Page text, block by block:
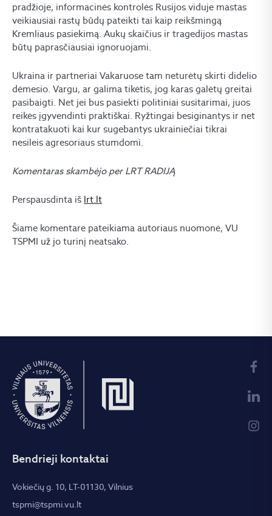
pradžioje, informacinės kontrolės Rusijos viduje mastas
veikiausiai rastų būdų pateikti tai kaip reikšmingą
Kremliaus pasiekimą. Aukų skaičius ir tragedijos mastas
būtų paprasčiausiai ignoruojami.
Ukraina ir partneriai Vakaruose tam neturėtų skirti didelio
dėmesio. Vargu, ar galima tikėtis, jog karas galėtų greitai
pasibaigti. Net jei bus pasiekti politiniai susitarimai, juos
reikės įgyvendinti praktiškai. Ryžtingai besiginantys ir net
kontratakuoti kai kur sugebantys ukrainiečiai tikrai
nesileis agresoriaus stumdomi.
Komentaras skambėjo per LRT RADIJĄ
Perspausdinta iš lrt.lt
Šiame komentare pateikiama autoriaus nuomonė, VU
TSPMI už jo turinį neatsako.
Bendrieji kontaktai
Vokiečių g. 10, LT-01130, Vilnius
tspmi@tspmi.vu.lt